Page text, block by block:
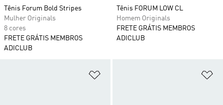
Tênis Forum Bold Stripes
Mulher Originals
8 cores
FRETE GRÁTIS MEMBROS
ADICLUB
Tênis FORUM LOW CL
Homem Originals
FRETE GRÁTIS MEMBROS
ADICLUB